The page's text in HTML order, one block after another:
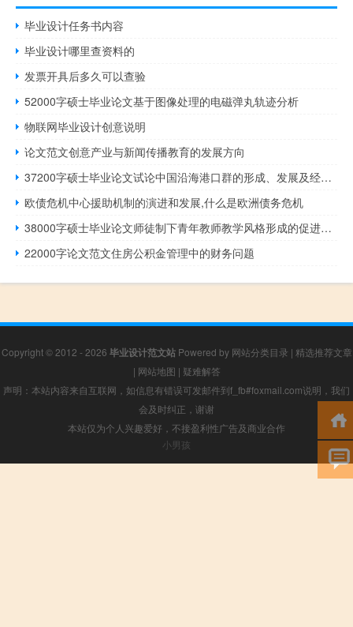
毕业设计任务书内容
毕业设计哪里查资料的
发票开具后多久可以查验
52000字硕士毕业论文基于图像处理的电磁弹丸轨迹分析
物联网毕业设计创意说明
论文范文创意产业与新闻传播教育的发展方向
37200字硕士毕业论文试论中国沿海港口群的形成、发展及经济贡献
欧债危机中心援助机制的演进和发展,什么是欧洲债务危机
38000字硕士毕业论文师徒制下青年教师教学风格形成的促进机制
22000字论文范文住房公积金管理中的财务问题
Copyright © 2012 - 2026 毕业设计范文站Powered by 网站分类目录 | 精选推荐文章
| 网站地图 | 疑难解答
声明：本站内容来自互联网，如信息有错误可发邮件到f_fb#foxmail.com说明，我们
会及时纠正，谢谢
本站仅为个人兴趣爱好，不接盈利性广告及商业合作
小男孩